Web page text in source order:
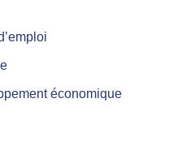
économique